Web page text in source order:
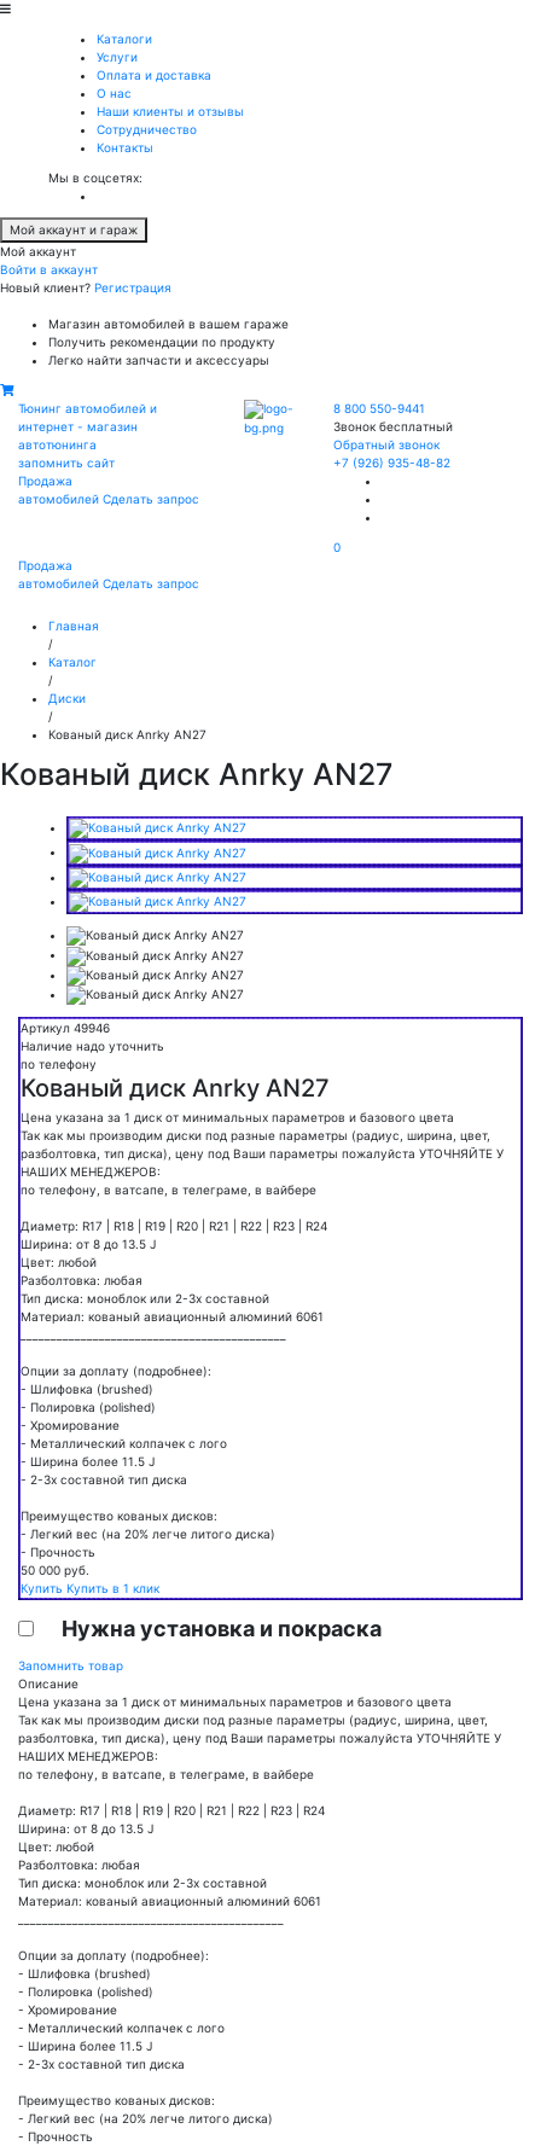
Каталоги
Услуги
Оплата и доставка
О нас
Наши клиенты и отзывы
Сотрудничество
Контакты
Мы в соцсетях:
Мой аккаунт и гараж
Мой аккаунт
Войти в аккаунт
Новый клиент? Регистрация
Магазин автомобилей в вашем гараже
Получить рекомендации по продукту
Легко найти запчасти и аксессуары
Тюнинг автомобилей и
интернет - магазин
автотюнинга
запомнить сайт
Продажа
автомобилей Сделать запрос
8 800 550-9441
Звонок бесплатный
Обратный звонок
+7 (926) 935-48-82
0
Продажа
автомобилей Сделать запрос
Главная
/
Каталог
/
Диски
/
Кованый диск Anrky AN27
Кованый диск Anrky AN27
Артикул 49946
Наличие надо уточнить
по телефону
Кованый диск Anrky AN27
Цена указана за 1 диск от минимальных параметров и базового цвета
Так как мы производим диски под разные параметры (радиус, ширина, цвет,
разболтовка, тип диска), цену под Ваши параметры пожалуйста УТОЧНЯЙТЕ У
НАШИХ МЕНЕДЖЕРОВ:
по телефону, в ватсапе, в телеграме, в вайбере
Диаметр: R17 | R18 | R19 | R20 | R21 | R22 | R23 | R24
Ширина: от 8 до 13.5 J
Цвет: любой
Разболтовка: любая
Тип диска: моноблок или 2-3х составной
Материал: кованый авиационный алюминий 6061
Опции за доплату (подробнее):
- Шлифовка (brushed)
- Полировка (polished)
- Хромирование
- Металлический колпачек с лого
- Ширина более 11.5 J
- 2-3х составной тип диска
Преимущество кованых дисков:
- Легкий вес (на 20% легче литого диска)
- Прочность
50 000 руб.
Купить Купить в 1 клик
Нужна установка и покраска
Запомнить товар
Описание
Цена указана за 1 диск от минимальных параметров и базового цвета
Так как мы производим диски под разные параметры (радиус, ширина, цвет,
разболтовка, тип диска), цену под Ваши параметры пожалуйста УТОЧНЯЙТЕ У
НАШИХ МЕНЕДЖЕРОВ:
по телефону, в ватсапе, в телеграме, в вайбере
Диаметр: R17 | R18 | R19 | R20 | R21 | R22 | R23 | R24
Ширина: от 8 до 13.5 J
Цвет: любой
Разболтовка: любая
Тип диска: моноблок или 2-3х составной
Материал: кованый авиационный алюминий 6061
Опции за доплату (подробнее):
- Шлифовка (brushed)
- Полировка (polished)
- Хромирование
- Металлический колпачек с лого
- Ширина более 11.5 J
- 2-3х составной тип диска
Преимущество кованых дисков:
- Легкий вес (на 20% легче литого диска)
- Прочность